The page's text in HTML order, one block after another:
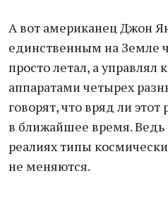
А вот американец Джон
единственным на Земле
просто летал, а управлял
аппаратами четырех
говорят, что вряд ли
в ближайшее время.
реалиях типы
не меняются.